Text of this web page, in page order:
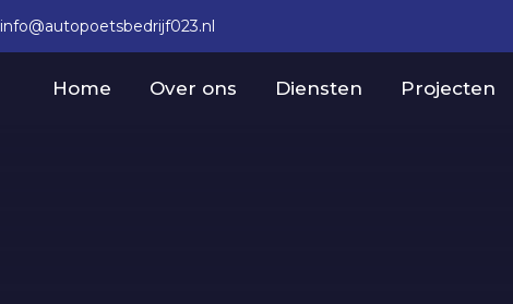
info@autopoetsbedrijf023.nl
Home Over ons Diensten Projecten